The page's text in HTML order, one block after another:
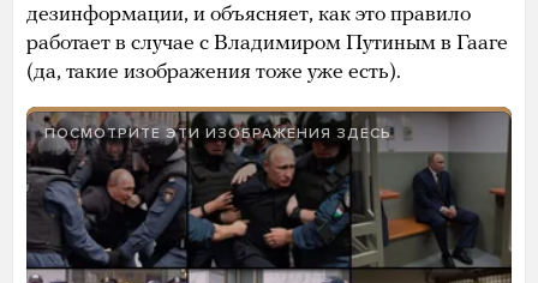
дезинформации, и объясняет, как это правило
работает в случае с Владимиром Путиным в Гааге
(да, такие изображения тоже уже есть).
ПОСМОТРИТЕ ЭТИ ИЗОБРАЖЕНИЯ ЗДЕСЬ